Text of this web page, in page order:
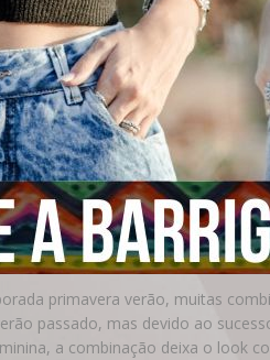
primavera verão, muitas
passado, mas devido ao
a combinação deixa o look